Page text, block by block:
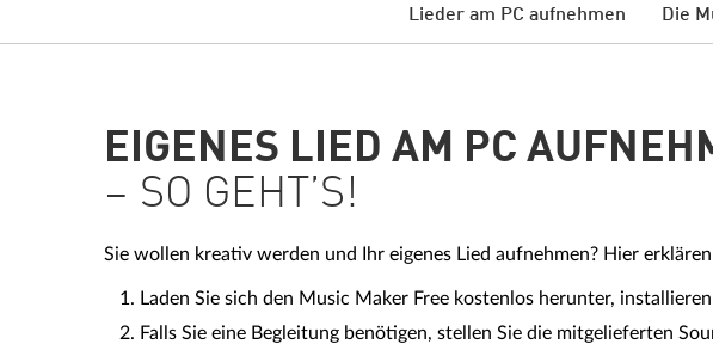
Lieder am PC aufnehmen Die
EIGENES LIED AM PC
– SO GEHT’S!
Sie wollen kreativ werden und Ihr eigenes Lied aufnehmen? Hier
Laden Sie sich den Music Maker Free kostenlos herunter,
Falls Sie eine Begleitung benötigen, stellen Sie die mitgelieferten